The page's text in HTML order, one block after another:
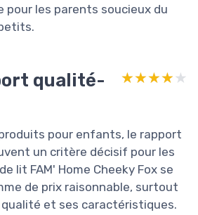
pour les parents soucieux du
qualité-
★★★★★
★★★★★
pour enfants, le rapport
un critère décisif pour les
lit FAM' Home Cheeky Fox se
de prix raisonnable, surtout
qualité et ses caractéristiques.